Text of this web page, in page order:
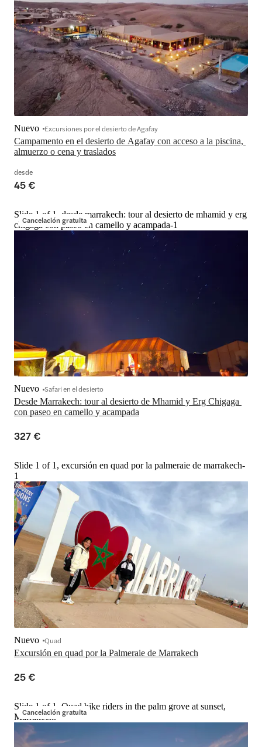
Campamento en el desierto de Agafay con acceso a la piscina,
almuerzo o cena y traslados
Nuevo Excursiones por el desierto de Agafay
desde
45 €
Cancelación gratuita
Slide 1 of 1, desde marrakech: tour al desierto de mhamid y erg
chigaga con paseo en camello y acampada-1
Desde Marrakech: tour al desierto de Mhamid y Erg Chigaga
con paseo en camello y acampada
Nuevo Safari en el desierto
327 €
Slide 1 of 1, excursión en quad por la palmeraie de marrakech-
1
Excursión en quad por la Palmeraie de Marrakech
Nuevo Quad
25 €
Cancelación gratuita
Slide 1 of 1, Quad bike riders in the palm grove at sunset,
Marrakech.